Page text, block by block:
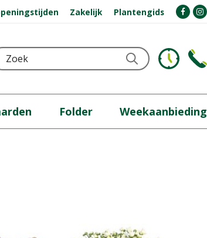
Zakelijk Plantengids
Folder Weekaanbieding